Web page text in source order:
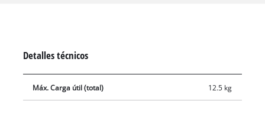
placa adaptadora E-Case, adquirible por separado, es posible.
Una tapa transparente permite ver el interior en todo
momento y el asa ergonómica garantiza un transporte
Detalles técnicos
Máx. Carga útil (total) 12.5 kg